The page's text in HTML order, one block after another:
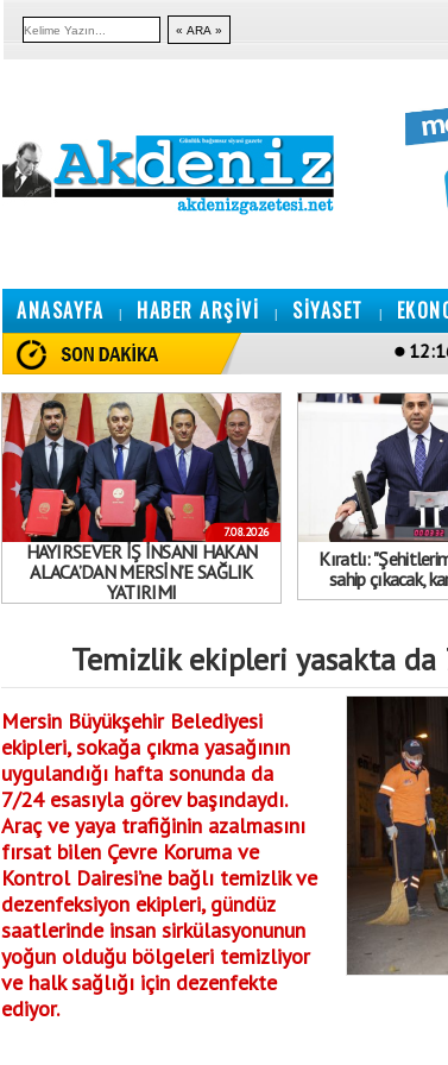
ANASAYFA | HABER ARŞİVİ | SİYASET |
7.08.2026
HAYIRSEVER İŞ İNSANI HAKAN
ALACA’DAN MERSİN’E SAĞLIK
YATIRIMI
Kıratlı:
sahip çıkacak,
Temizlik ekipleri yasakta da
Mersin Büyükşehir Belediyesi
ekipleri, sokağa çıkma yasağının
uygulandığı hafta sonunda da
7/24 esasıyla görev başındaydı.
Araç ve yaya trafiğinin azalmasını
fırsat bilen Çevre Koruma ve
Kontrol Dairesi’ne bağlı temizlik ve
dezenfeksiyon ekipleri, gündüz
saatlerinde insan sirkülasyonunun
yoğun olduğu bölgeleri temizliyor
ve halk sağlığı için dezenfekte
ediyor.